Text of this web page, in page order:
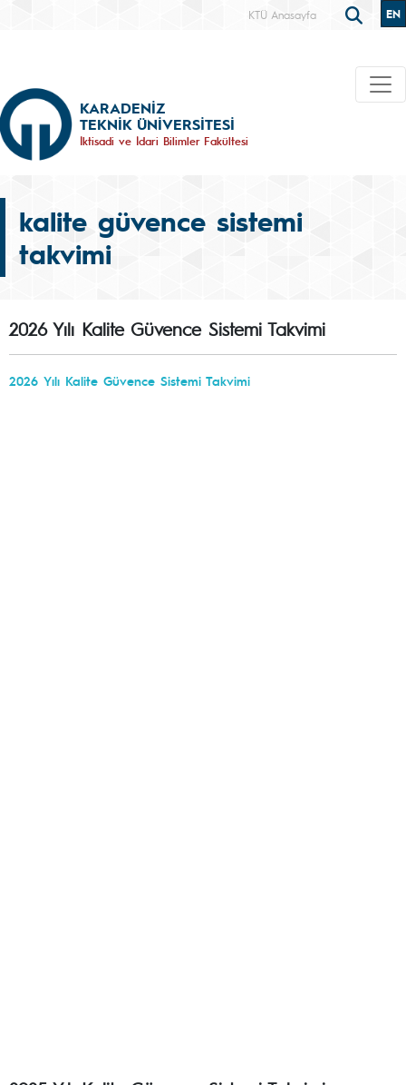
KTÜ Anasayfa EN
KARADENİZ
TEKNİK ÜNİVERSİTESİ
İktisadi ve İdari Bilimler Fakültesi
kalite güvence sistemi
takvimi
2026 Yılı Kalite Güvence Sistemi Takvimi
2026 Yılı Kalite Güvence Sistemi Takvimi